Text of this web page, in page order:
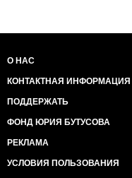
О НАС
КОНТАКТНАЯ ИНФОРМАЦИЯ
ПОДДЕРЖАТЬ
ФОНД ЮРИЯ БУТУСОВА
РЕКЛАМА
УСЛОВИЯ ПОЛЬЗОВАНИЯ